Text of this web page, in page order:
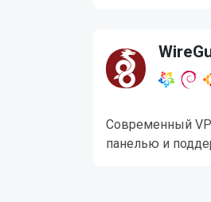
Современный
панелью и